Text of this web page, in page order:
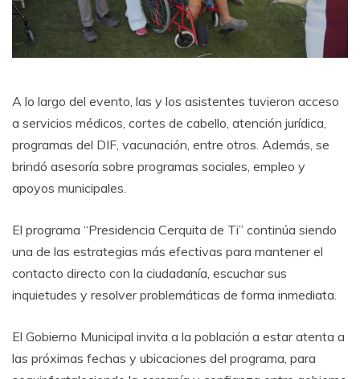
A lo largo del evento, las y los asistentes tuvieron acceso
a servicios médicos, cortes de cabello, atención jurídica,
programas del DIF, vacunación, entre otros. Además, se
brindó asesoría sobre programas sociales, empleo y
apoyos municipales.
El programa “Presidencia Cerquita de Ti” continúa siendo
una de las estrategias más efectivas para mantener el
contacto directo con la ciudadanía, escuchar sus
inquietudes y resolver problemáticas de forma inmediata.
El Gobierno Municipal invita a la población a estar atenta a
las próximas fechas y ubicaciones del programa, para